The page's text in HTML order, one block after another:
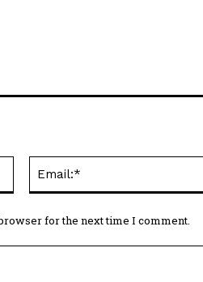
for the next time I comment.